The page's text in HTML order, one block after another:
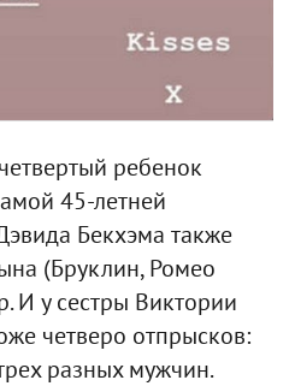
ребенок
45-летней
Бекхэма также
(Бруклин, Ромео
И у сестры Виктории
четверо отпрысков:
разных мужчин.